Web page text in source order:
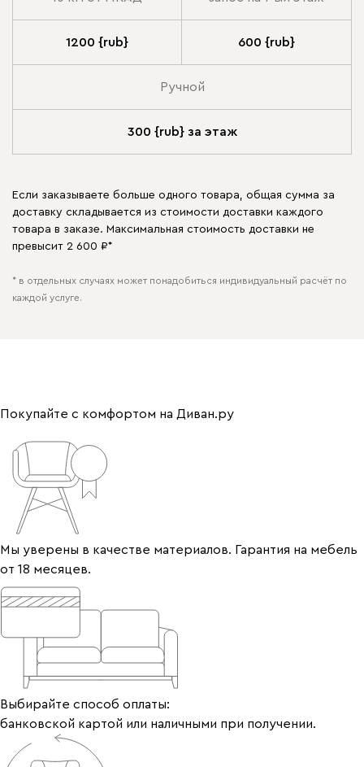
1200 {rub} 600 {rub}
Ручной
300 {rub} за этаж
Если заказываете больше одного товара, общая сумма за
доставку складывается из стоимости доставки каждого
товара в заказе. Максимальная стоимость доставки не
превысит 2 600 ₽*
* в отдельных случаях может понадобиться индивидуальный расчёт по
каждой услуге.
Покупайте с комфортом на Диван.ру
Мы уверены в качестве материалов. Гарантия на мебель
от 18 месяцев.
Выбирайте способ оплаты:
банковской картой или наличными при получении.